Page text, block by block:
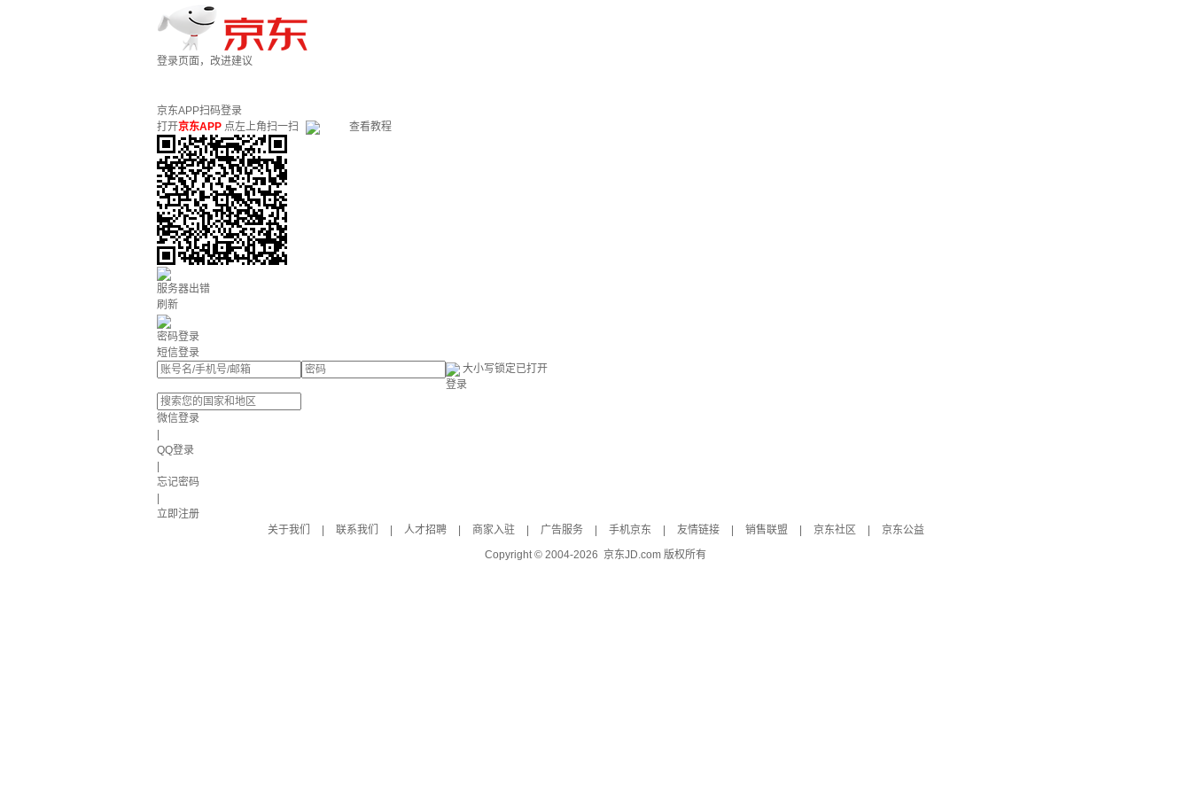
登录页面，改进建议
京东APP扫码登录
打开京东APP 点左上角扫一扫 查看教程
服务器出错
刷新
密码登录
短信登录
大小写锁定已打开
登录
微信登录
QQ登录
忘记密码
立即注册
关于我们
联系我们 人才招聘 商家入驻 广告服务 手机京东 友情链接 销售联盟 京东社区
京东公益
Copyright © 2004-2026 京东JD.com 版权所有